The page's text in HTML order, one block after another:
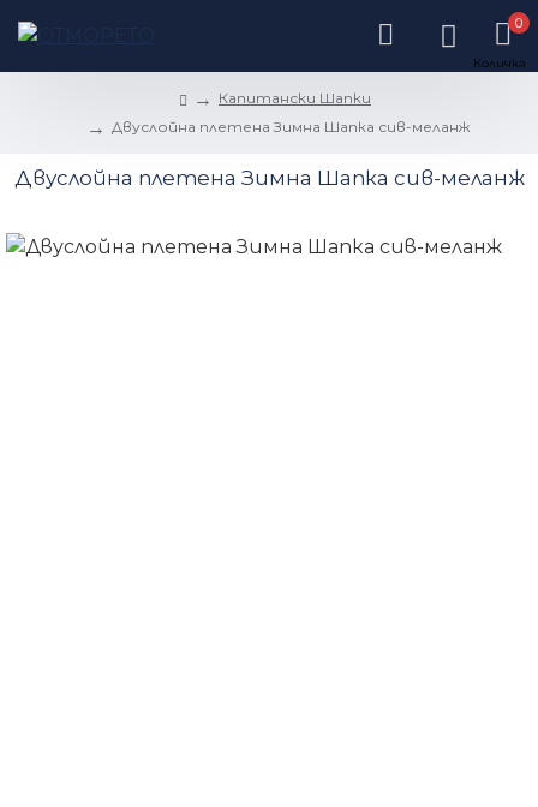
0
Капитански Шапки
Двуслойна плетена Зимна Шапка сив-меланж
Двуслойна плетена Зимна Шапка сив-меланж